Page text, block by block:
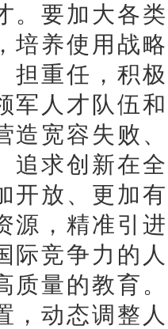
。要加大各
培养使用战
担重任，积
军人才队伍
造宽容失败
追求创新在
开放、更加
源，精准引
际竞争力的
质量的教育
，动态调整